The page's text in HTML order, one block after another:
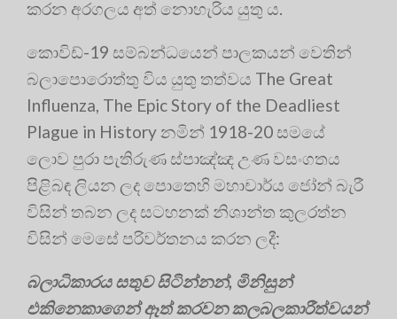
කරන අරගලය අත් නොහැරිය යුතු ය.
කොවිඩ්-19 සම්බන්ධයෙන් පාලකයන් වෙතින්
බලාපොරොත්තු විය යුතු තත්වය The Great
Influenza, The Epic Story of the Deadliest
Plague in History නමින් 1918-20 සමයේ
ලොව පුරා පැතිරුණ ස්පාඤ්ඤ උණ වසංගතය
පිළිබඳ ලියන ලද පොතෙහි මහාචාර්ය ජෝන් බැරී
විසින් තබන ලද සටහනක් නිශාන්ත කුලරත්න
විසින් මෙසේ පරිවර්තනය කරන ලදී:
බලාධිකාරය සතුව සිටින්නන්, මිනිසුන්
එකිනෙකාගෙන් ඈත් කරවන කලබලකාරීත්වයන්